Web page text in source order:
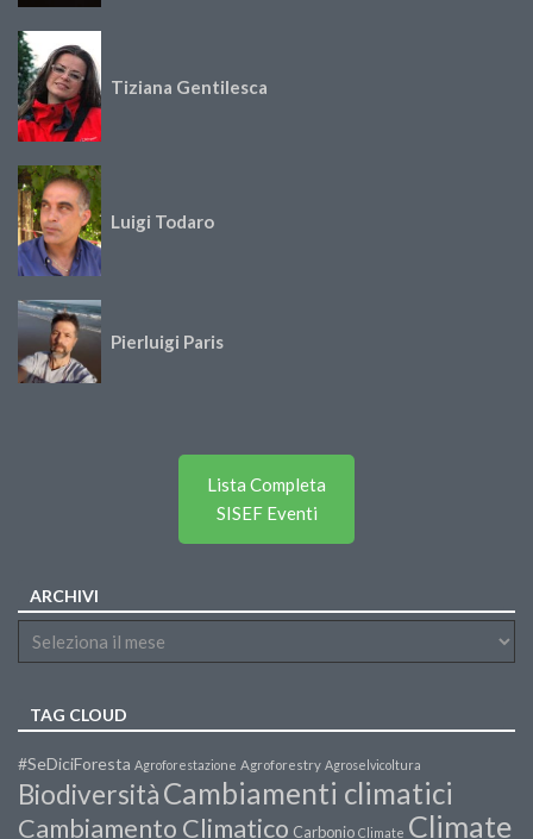
Tiziana Gentilesca
Luigi Todaro
Pierluigi Paris
Lista Completa
SISEF Eventi
ARCHIVI
TAG CLOUD
#SeDiciForesta Agroforestazione Agroforestry Agroselvicoltura
BiodiversitàCambiamenti climatici
Cambiamento Climatico Carbonio Climate Climate